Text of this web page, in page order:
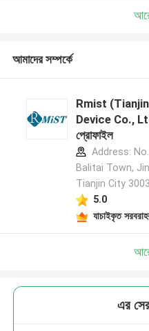
আমাদের সম্পর্কে
Rmist
Device Co.,
প্রোফাইল
Address:
Balitai Town,
Tianjin City
5.0
যাচাইকৃত
এর